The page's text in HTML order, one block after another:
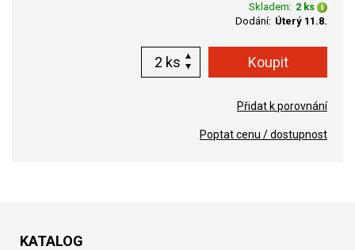
Skladem: 2 ks
Dodání: Úterý 11.8.
ks
Přidat k porovnání
Poptat cenu / dostupnost
KATALOG